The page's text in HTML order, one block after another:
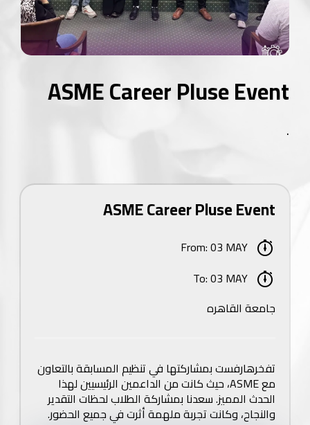
ASME Career Pluse Event
.
ASME Career Pluse Event
From: 03 MAY
To: 03 MAY
جامعة القاهره
تفخرهارفست بمشاركتها في تنظيم المسابقة بالتعاون
مع ASME، حيث كانت من الداعمين الرئيسيين لهذا
الحدث المميز. سعدنا بمشاركة الطلاب لحظات التقدير
والنجاح، وكانت تجربة ملهمة أثرت في جميع الحضور.